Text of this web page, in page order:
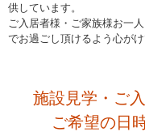
供しています。
ご入居者様・ご家族様お一
でお過ごし頂けるよう心がけ
施設見学・ご
ご希望の日